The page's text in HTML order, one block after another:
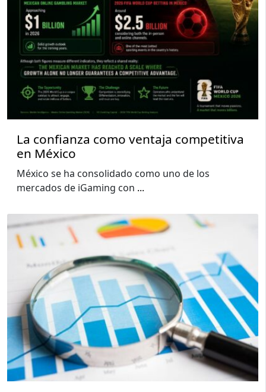
La confianza como ventaja competitiva
en México
México se ha consolidado como uno de los
mercados de iGaming con ...